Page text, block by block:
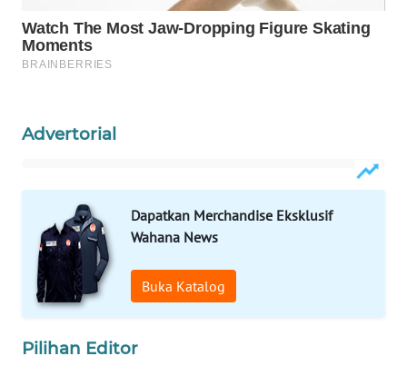
Advertorial
Dapatkan Merchandise Eksklusif
Wahana News
Buka Katalog
Pilihan Editor
ID
PLN
LPKKI
LKKI
KOPEKLIN